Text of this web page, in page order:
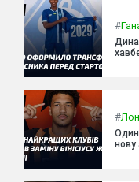
#
#
Один
нову